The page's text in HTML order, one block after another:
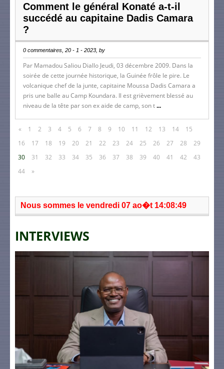
Comment le général Konaté a-t-il
succédé au capitaine Dadis Camara
?
0 commentaires, 20 - 1 - 2023, by
Par Mamadou Saliou Diallo Jeudi, 03 décembre 2009. Dans la
soirée de cette journée historique, la Guinée frôle le pire. Le
volcanique chef de la junte, capitaine Moussa Dadis Camara a
pris une balle au Camp Koundara. Il est grièvement blessé au
niveau de la tête par son ex aide de camp, son t...
« 1 2 3 4 5 6 7 8 9 10 11 12 13 14
15
16
17 18 19 20 21 22 23 24 25 26 27 28
29
30
31 32 33 34 35 36 37 38 39 40 41 42
43
44
»
Nous sommes le vendredi 07 ao�t 14:08:49
INTERVIEWS